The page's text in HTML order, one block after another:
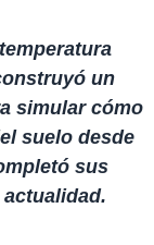
un
simular cómo
suelo desde
sus